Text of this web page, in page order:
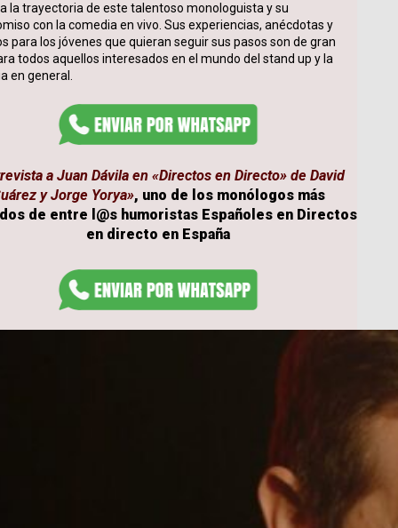
la trayectoria de este talentoso monologuista y su
con la comedia en vivo. Sus experiencias, anécdotas y
para los jóvenes que quieran seguir sus pasos son de gran
todos aquellos interesados en el mundo del stand up y la
en general.
a Juan Dávila en «Directos en Directo» de David
y Jorge Yorya», uno de los monólogos más
de entre l@s humoristas Españoles en Directos
en directo en España